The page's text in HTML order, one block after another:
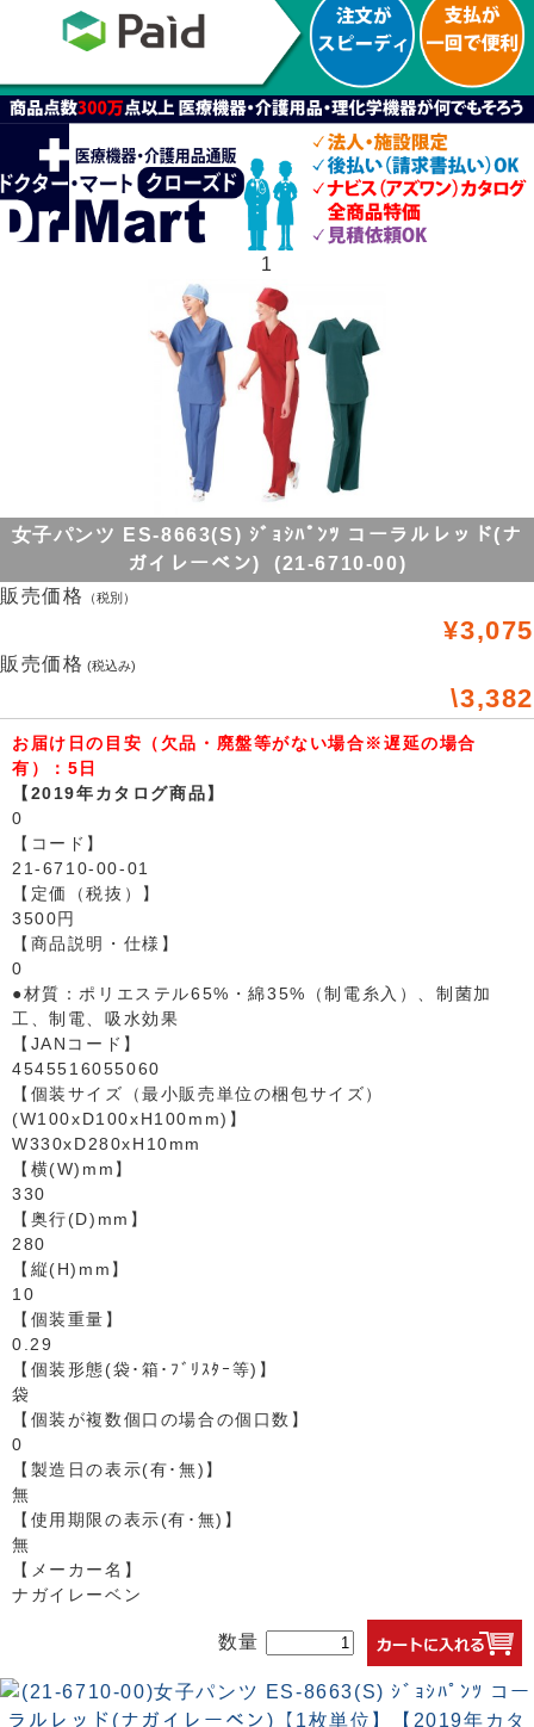
1
女子パンツ ES-8663(S) ｼﾞｮｼﾊﾟﾝﾂ コーラルレッド(ナ
ガイレーベン) (21-6710-00)
販売価格
（税別）
¥3,075
販売価格 (税込み)
\3,382
お届け日の目安（欠品・廃盤等がない場合※遅延の場合
有）：5日
【2019年カタログ商品】
0
【コード】
21-6710-00-01
【定価（税抜）】
3500円
【商品説明・仕様】
0
●材質：ポリエステル65%・綿35%（制電糸入）、制菌加
工、制電、吸水効果
【JANコード】
4545516055060
【個装サイズ（最小販売単位の梱包サイズ）
(W100xD100xH100mm)】
W330xD280xH10mm
【横(W)mm】
330
【奥行(D)mm】
280
【縦(H)mm】
10
【個装重量】
0.29
【個装形態(袋･箱･ﾌﾞﾘｽﾀｰ等)】
袋
【個装が複数個口の場合の個口数】
0
【製造日の表示(有･無)】
無
【使用期限の表示(有･無)】
無
【メーカー名】
ナガイレーベン
数量